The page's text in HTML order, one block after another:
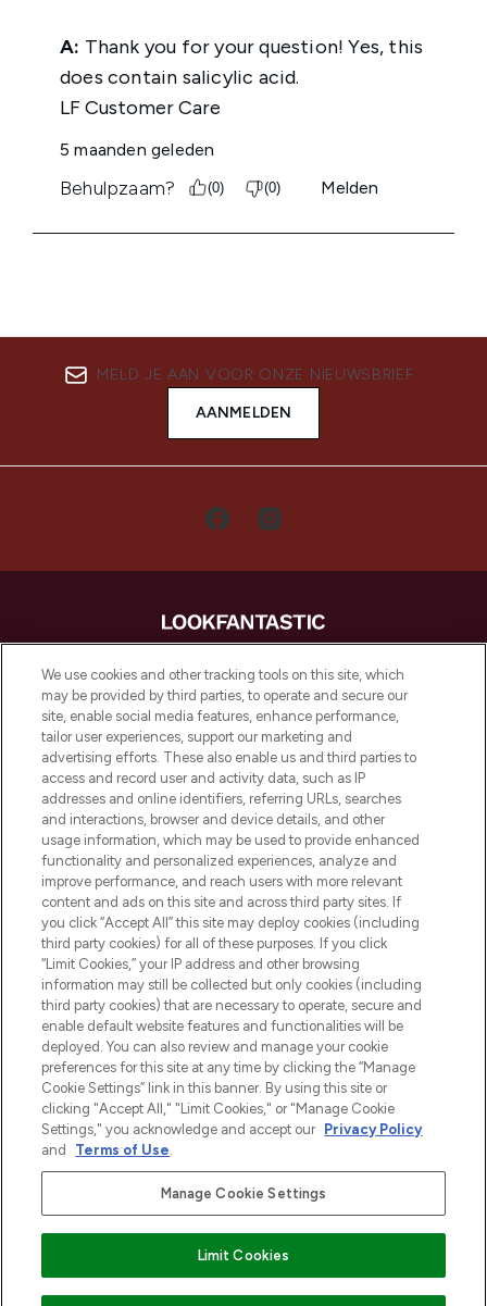
MELD JE AAN VOOR ONZE NIEUWSBRIEF
AANMELDEN
LOOKFANTASTIC is de ultieme online
beautybestemming van Europa, met de
beste huidverzorging, haarproducten en
make-up van meer dan 200 topmerken.
Shop online of via de app, met gratis
verzending vanaf €40.
Cookie-toestemming
Do Not Sell or Share My Personal
Information
HELP & INFORMATIE
BEDRIJFSINFORMATIE
OVER LOOKFANTASTIC
Betaal veilig met
We use cookies and other tracking tools on this site, which
may be provided by third parties, to operate and secure our
site, enable social media features, enhance performance,
tailor user experiences, support our marketing and
advertising efforts. These also enable us and third parties to
access and record user and activity data, such as IP
addresses and online identifiers, referring URLs, searches
and interactions, browser and device details, and other
usage information, which may be used to provide enhanced
functionality and personalized experiences, analyze and
improve performance, and reach users with more relevant
content and ads on this site and across third party sites. If
you click “Accept All” this site may deploy cookies (including
third party cookies) for all of these purposes. If you click
“Limit Cookies,” your IP address and other browsing
information may still be collected but only cookies (including
third party cookies) that are necessary to operate, secure and
enable default website features and functionalities will be
deployed. You can also review and manage your cookie
preferences for this site at any time by clicking the “Manage
Cookie Settings” link in this banner. By using this site or
clicking "Accept All," "Limit Cookies," or "Manage Cookie
Settings," you acknowledge and accept our Privacy Policy
and
Terms of Use.
Manage Cookie Settings
Limit Cookies